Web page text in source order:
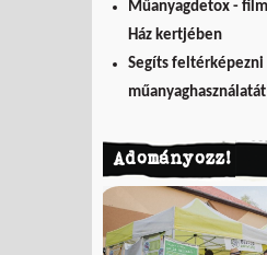
Műanyagdetox -
Ház kertjében
Segíts feltérképezni
Adományozz!